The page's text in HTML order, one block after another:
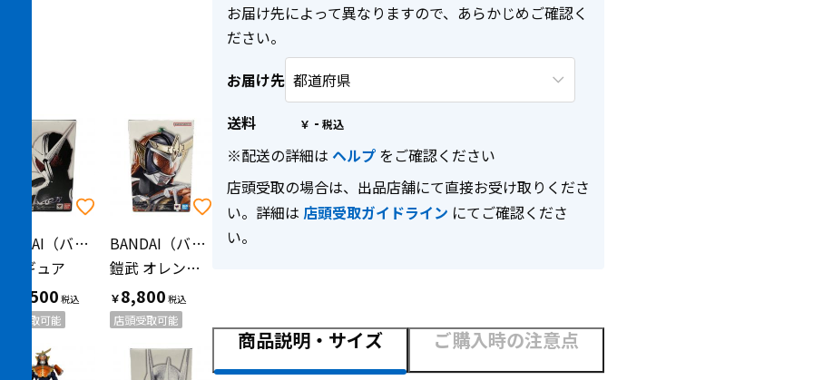
BANDAI（バンダイ）
フィギュア
16,500
店頭受取可能
BANDAI（バンダイ）
鎧武 オレンジアームズ フィギュア S.H.Figuarts 真骨彫製法
￥8,800
店頭受取可能
お届け先によって異なりますので、あらかじめご確認く
ださい。
お届け先
送料
￥ -
※配送の詳細は ヘルプ をご確認ください
店頭受取の場合は、出品店舗にて直接お受け取りくださ
い。詳細は 店頭受取ガイドライン にてご確認くださ
い。
商品説明・サイズ ご購入時の注意点